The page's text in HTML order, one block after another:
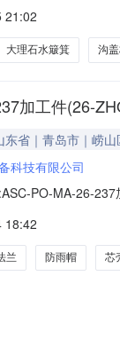
称品牌型号采购量
21:02
大理石水簸箕 沟
加工件(26-
东省｜青岛市｜崂山
科技有限公司
PO-MA-26-
*********1芯盖10.02
18:42
兰 防雨帽 芯